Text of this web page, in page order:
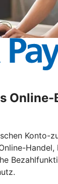
Online-
Konto-
Handel,